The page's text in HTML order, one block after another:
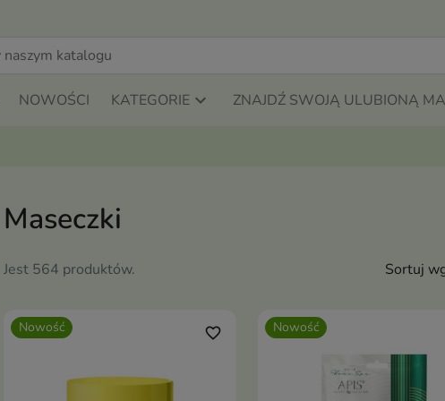
NOWOŚCI KATEGORIE ZNAJDŹ SWOJĄ ULUBIONĄ
Maseczki
Jest 564 produktów. Sortuj
Nowość favorite_border Nowość